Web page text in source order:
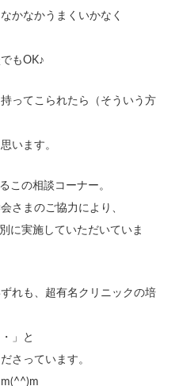
かなかうまくいかなく
もOK♪
ってこられたら（そういう方
います。
この相談コーナー。
さまのご協力により、
に実施していただいていま
れも、超有名クリニックの培
」と
さっています。